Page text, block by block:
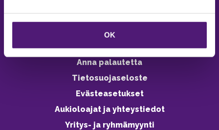
OK
Vastuullisuus
Ympäristöohjelma
Avoimet työpaikat
Anna palautetta
Tietosuojaseloste
Evästeasetukset
Aukioloajat ja yhteystiedot
Yritys- ja ryhmämyynti